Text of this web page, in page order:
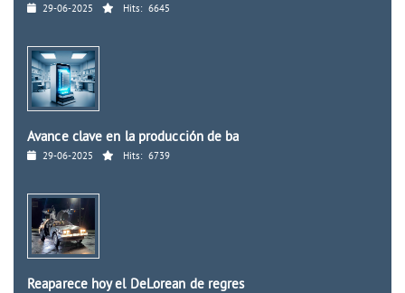
29-06-2025 Hits: 6645
Avance clave en la producción de ba
29-06-2025 Hits: 6739
Reaparece hoy el DeLorean de regres